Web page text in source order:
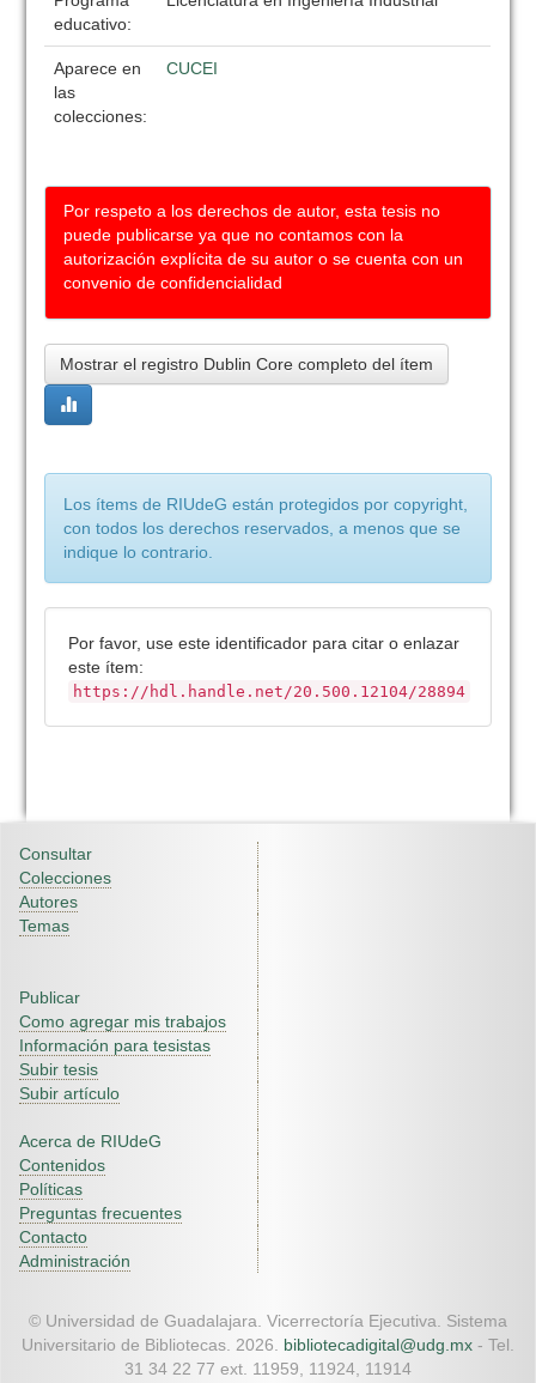
educativo:
Aparece en
las
colecciones:
CUCEI
Por respeto a los derechos de autor, esta tesis no
puede publicarse ya que no contamos con la
autorización explícita de su autor o se cuenta con un
convenio de confidencialidad
Mostrar el registro Dublin Core completo del ítem
Los ítems de RIUdeG están protegidos por copyright,
con todos los derechos reservados, a menos que se
indique lo contrario.
Por favor, use este identificador para citar o enlazar
este ítem:
https://hdl.handle.net/20.500.12104/28894
Consultar
Colecciones
Autores
Temas
Publicar
Como agregar mis trabajos
Información para tesistas
Subir tesis
Subir artículo
Acerca de RIUdeG
Contenidos
Políticas
Preguntas frecuentes
Contacto
Administración
© Universidad de Guadalajara. Vicerrectoría Ejecutiva. Sistema
Universitario de Bibliotecas. 2026. bibliotecadigital@udg.mx - Tel.
31 34 22 77 ext. 11959, 11924, 11914